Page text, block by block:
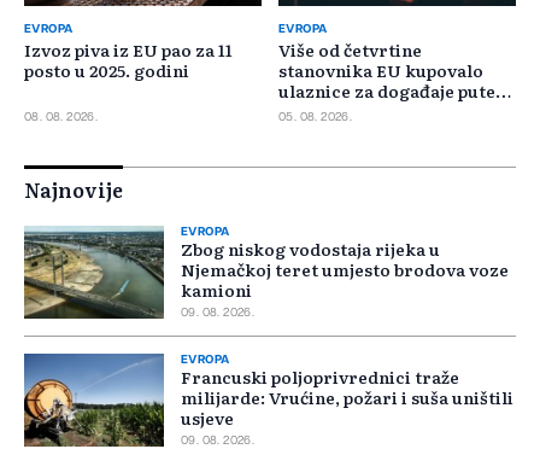
EVROPA
Izvoz piva iz EU pao za 11
posto u 2025. godini
08. 08. 2026.
EVROPA
Više od četvrtine
stanovnika EU kupovalo
ulaznice za događaje putem
interneta
05. 08. 2026.
Najnovije
EVROPA
Zbog niskog vodostaja rijeka u
Njemačkoj teret umjesto brodova voze
kamioni
09. 08. 2026.
EVROPA
Francuski poljoprivrednici traže
milijarde: Vrućine, požari i suša uništili
usjeve
09. 08. 2026.